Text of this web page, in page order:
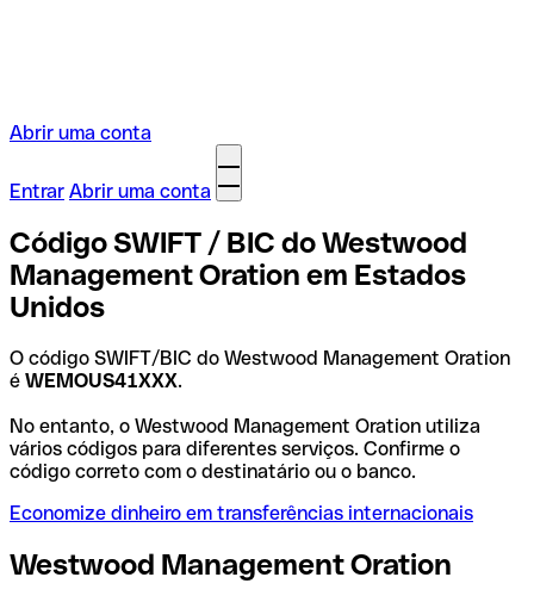
Abrir uma conta
Entrar Abrir uma conta
Código SWIFT / BIC do Westwood
Management Oration em Estados
Unidos
O código SWIFT/BIC do Westwood Management Oration
é WEMOUS41XXX.
No entanto, o Westwood Management Oration utiliza
vários códigos para diferentes serviços. Confirme o
código correto com o destinatário ou o banco.
Economize dinheiro em transferências internacionais
Westwood Management Oration